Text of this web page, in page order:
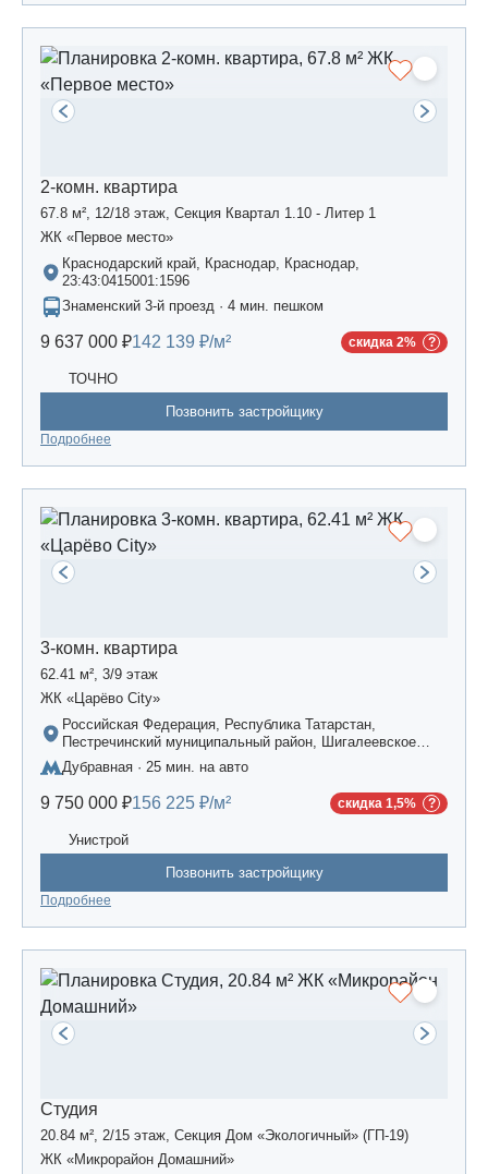
2-комн. квартира
67.8 м², 12/18 этаж, Секция Квартал 1.10 - Литер 1
ЖК «Первое место»
Краснодарский край, Краснодар, Краснодар,
23:43:0415001:1596
Знаменский 3-й проезд · 4 мин. пешком
9 637 000 ₽142 139 ₽/м² скидка 2%
ТОЧНО
Позвонить застройщику
Подробнее
3-комн. квартира
62.41 м², 3/9 этаж
ЖК «Царёво City»
Российская Федерация, Республика Татарстан,
Пестречинский муниципальный район, Шигалеевское
сельское поселение, жилой комплекс «Усадьба
Царево-2», дом 3
Дубравная · 25 мин. на авто
9 750 000 ₽156 225 ₽/м² скидка 1,5%
Унистрой
Позвонить застройщику
Подробнее
Студия
20.84 м², 2/15 этаж, Секция Дом «Экологичный» (ГП-19)
ЖК «Микрорайон Домашний»